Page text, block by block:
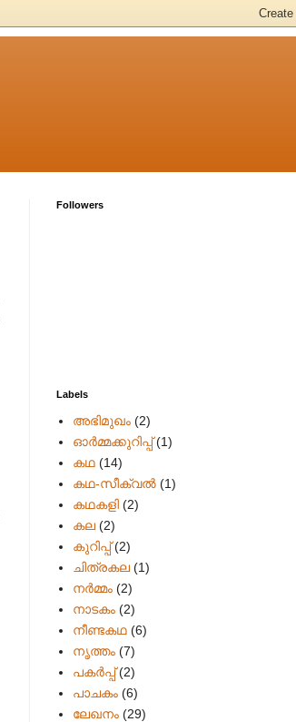
Followers
Labels
അഭിമുഖം (2)
ഓർമ്മക്കുറിപ്പ് (1)
കഥ (14)
കഥ-സീക്വല്‍ (1)
കഥകളി (2)
കല (2)
കുറിപ്പ് (2)
ചിത്രകല (1)
നർമ്മം (2)
നാടകം (2)
നീണ്ടകഥ (6)
നൃത്തം (7)
പകര്‍പ്പ് (2)
പാചകം (6)
ലേഖനം (29)